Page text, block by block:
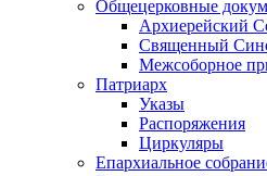
Общецерковные
Архиерейский
Священный
Межсоборное
Патриарх
Указы
Распоряжения
Циркуляры
Епархиальное